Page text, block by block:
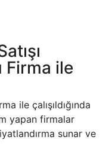
Firma ile
ile çalışıldığında
yapan firmalar
sunar ve